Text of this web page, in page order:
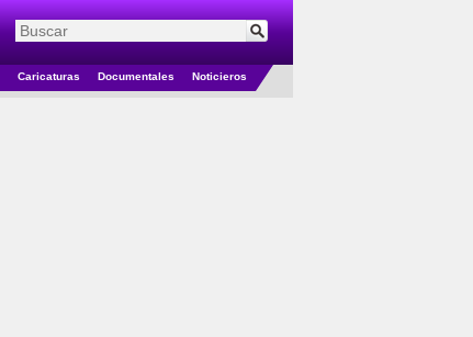
Caricaturas Documentales Noticieros